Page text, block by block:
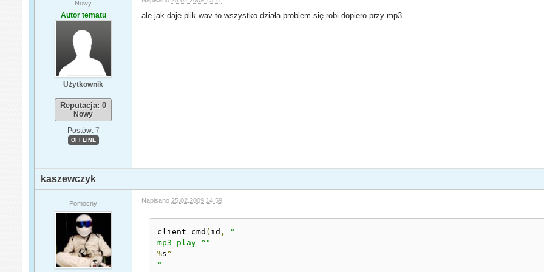
Nowy
Autor tematu
Użytkownik
Reputacja: 0
Nowy
Postów: 7
OFFLINE
ale jak daje plik wav to wszystko działa problem się robi dopiero przy mp3
kaszewczyk
Pomocny Napisano 25.02.2009 14:59
client_cmd ( id ,
"
mp3 play ^"
%s^
"